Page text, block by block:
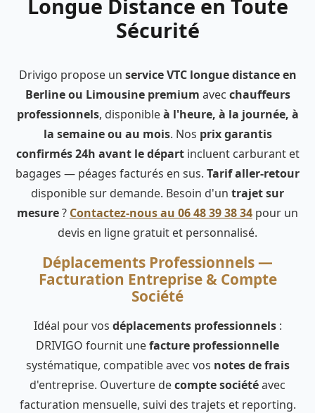
Longue Distance en Toute
Sécurité
Drivigo propose un service VTC longue distance en
Berline ou Limousine premium avec chauffeurs
professionnels, disponibleà l'heure, à la journée, à
la semaine ou au mois. Nos prix garantis
confirmés 24h avant le départincluent carburant et
bagages — péages facturés en sus. Tarif aller-retour
disponible sur demande. Besoin d'un trajet sur
mesure? Contactez-nous au 06 48 39 38 34 pour un
devis en ligne gratuit et personnalisé.
Déplacements Professionnels —
Facturation Entreprise & Compte
Société
Idéal pour vos déplacements professionnels:
DRIVIGO fournit unefacture professionnelle
systématique, compatible avec vos notes de frais
d'entreprise. Ouverture decompte sociétéavec
facturation mensuelle, suivi des trajets et reporting.